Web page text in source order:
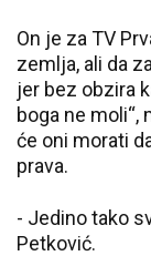
On je za TV
zemlja, ali da
jer bez obzira
boga ne moli“,
će oni morati
prava.
- Jedino tako
Petković.